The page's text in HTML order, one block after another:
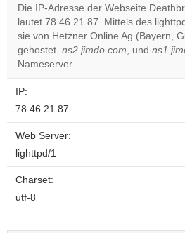
Die IP-Adresse der Webseite
lautet 78.46.21.87. Mittels des
sie von Hetzner Online Ag (Bayern,
gehostet. ns2.jimdo.com, und
Nameserver.
IP:
78.46.21.87
Web Server:
lighttpd/1
Charset:
utf-8